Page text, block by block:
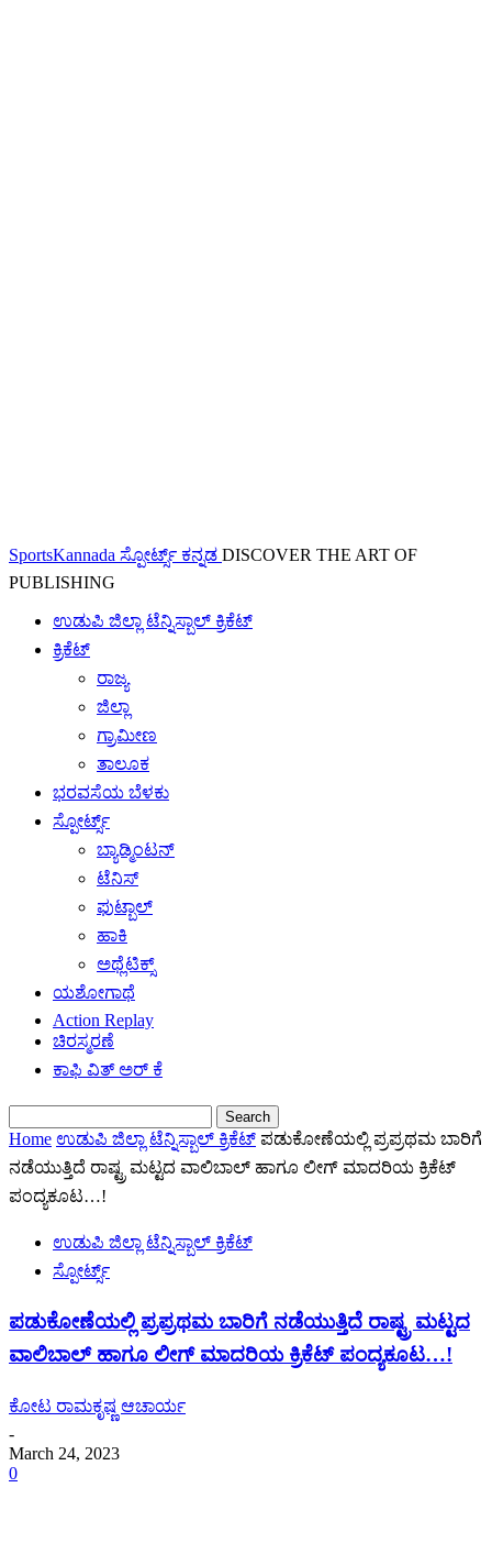
SportsKannada ಸ್ಪೋರ್ಟ್ಸ್ ಕನ್ನಡ DISCOVER THE ART OF
PUBLISHING
ಉಡುಪಿ ಜಿಲ್ಲಾ ಟೆನ್ನಿಸ್ಬಾಲ್ ಕ್ರಿಕೆಟ್
ಕ್ರಿಕೆಟ್
ರಾಜ್ಯ
ಜಿಲ್ಲಾ
ಗ್ರಾಮೀಣ
ತಾಲೂಕ
ಭರವಸೆಯ ಬೆಳಕು
ಸ್ಪೋರ್ಟ್ಸ್
ಬ್ಯಾಡ್ಮಿಂಟನ್
ಟೆನಿಸ್
ಫುಟ್ಬಾಲ್
ಹಾಕಿ
ಅಥ್ಲೆಟಿಕ್ಸ್
ಯಶೋಗಾಥೆ
Action Replay
ಚಿರಸ್ಮರಣೆ
ಕಾಫಿ ವಿತ್ ಅರ್ ಕೆ
Home ಉಡುಪಿ ಜಿಲ್ಲಾ ಟೆನ್ನಿಸ್ಬಾಲ್ ಕ್ರಿಕೆಟ್ ಪಡುಕೋಣೆಯಲ್ಲಿ ಪ್ರಪ್ರಥಮ ಬಾರಿಗೆ
ನಡೆಯುತ್ತಿದೆ ರಾಷ್ಟ್ರ ಮಟ್ಟದ ವಾಲಿಬಾಲ್ ಹಾಗೂ ಲೀಗ್ ಮಾದರಿಯ ಕ್ರಿಕೆಟ್
ಪಂದ್ಯಕೂಟ…!
ಉಡುಪಿ ಜಿಲ್ಲಾ ಟೆನ್ನಿಸ್ಬಾಲ್ ಕ್ರಿಕೆಟ್
ಸ್ಪೋರ್ಟ್ಸ್
ಪಡುಕೋಣೆಯಲ್ಲಿ ಪ್ರಪ್ರಥಮ ಬಾರಿಗೆ ನಡೆಯುತ್ತಿದೆ ರಾಷ್ಟ್ರ ಮಟ್ಟದ
ವಾಲಿಬಾಲ್ ಹಾಗೂ ಲೀಗ್ ಮಾದರಿಯ ಕ್ರಿಕೆಟ್ ಪಂದ್ಯಕೂಟ…!
ಕೋಟ ರಾಮಕೃಷ್ಣ ಆಚಾರ್ಯ
-
March 24, 2023
0